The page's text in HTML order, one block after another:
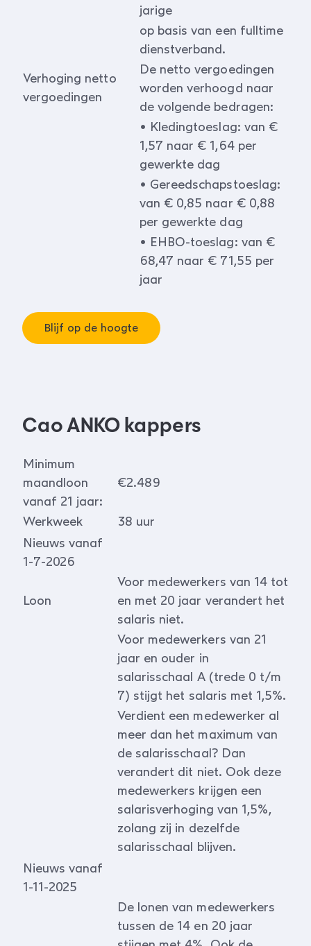
jarige
op basis van een fulltime
dienstverband.
Verhoging netto
vergoedingen
De netto vergoedingen
worden verhoogd naar
de volgende bedragen:
• Kledingtoeslag: van €
1,57 naar € 1,64 per
gewerkte dag
• Gereedschapstoeslag:
van € 0,85 naar € 0,88
per gewerkte dag
• EHBO-toeslag: van €
68,47 naar € 71,55 per
jaar
Blijf op de hoogte
Cao ANKO kappers
Minimum
maandloon
vanaf 21 jaar:
€2.489
Werkweek
38 uur
Nieuws vanaf
1-7-2026
Loon
Voor medewerkers van 14 tot
en met 20 jaar verandert het
salaris niet.
Voor medewerkers van 21
jaar en ouder in
salarisschaal A (trede 0 t/m
7) stijgt het salaris met 1,5%.
Verdient een medewerker al
meer dan het maximum van
de salarisschaal? Dan
verandert dit niet. Ook deze
medewerkers krijgen een
salarisverhoging van 1,5%,
zolang zij in dezelfde
salarisschaal blijven.
Nieuws vanaf
1-11-2025
De lonen van medewerkers
tussen de 14 en 20 jaar